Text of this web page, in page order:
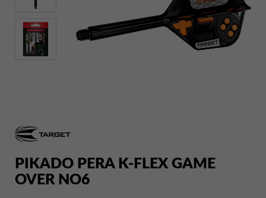
PIKADO PERA K-FLEX GAME
OVER NO6